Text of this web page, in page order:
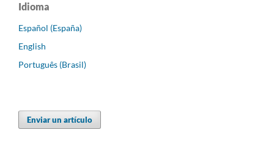
Idioma
Español (España)
English
Português (Brasil)
Enviar un artículo